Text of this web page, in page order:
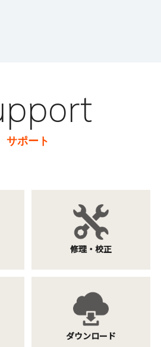
サポート
修理・校正
ダウンロード